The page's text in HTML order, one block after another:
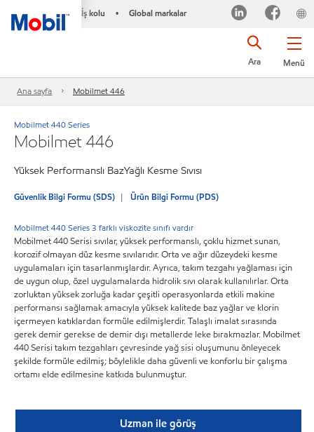
İş kolu • Global markalar
Menü
Ara
Ana sayfa Mobilmet 446
Mobilmet 440 Series
Mobilmet 446
Yüksek Performanslı BazYağlı Kesme Sıvısı
Güvenlik Bilgi Formu (SDS) Ürün Bilgi Formu (PDS)
Mobilmet 440 Series 3 farklı viskozite sınıfı vardır
Mobilmet 440 Serisi sıvılar, yüksek performanslı, çoklu hizmet sunan,
korozif olmayan düz kesme sıvılarıdır. Orta ve ağır düzeydeki kesme
uygulamaları için tasarlanmışlardır. Ayrıca, takım tezgahı yağlaması için
de uygun olup, özel uygulamalarda hidrolik sıvı olarak kullanılırlar. Orta
zorluktan yüksek zorluğa kadar çeşitli operasyonlarda etkili makine
performansı sağlamak amacıyla yüksek kalitede baz yağlar ve klorin
içermeyen katıklardan formüle edilmişlerdir. Talaşlı imalat sırasında
gerek demir gerekse de demir dışı metallerde leke bırakmazlar. Mobilmet
440 Serisi takım tezgahları çevresinde yağ sisi oluşumunu önleyecek
şekilde formüle edilmiş; böylelikle daha güvenli ve konforlu bir çalışma
ortamı elde edilmesine katkıda bulunmuştur.
Uzman ile görüş